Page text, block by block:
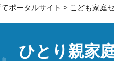
ポータルサイト > こども家庭
ひとり親家